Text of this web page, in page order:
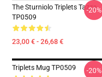
The Sturniolo Triplets Tazza
TP0509
23,00 € - 26,68 €
-20%
Triplets Mug TP0509 -20%